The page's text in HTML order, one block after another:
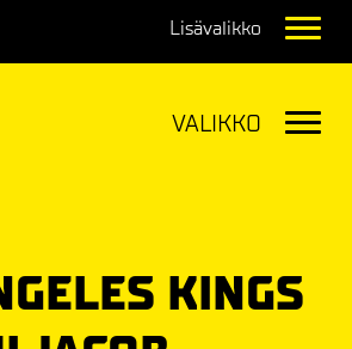
KINGS